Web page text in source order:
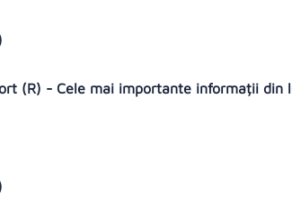
(R) - Cele mai importante informații din